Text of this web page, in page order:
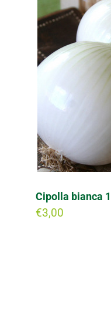
Cipolla bianca
€3,00